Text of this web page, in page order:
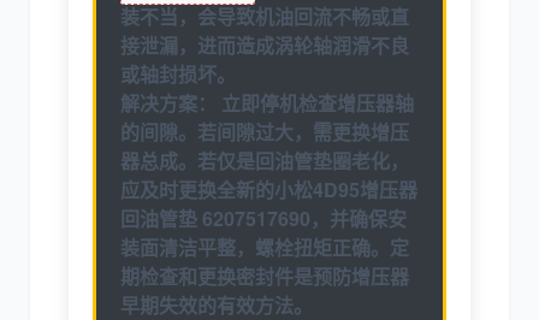
装不当，会导致机油回流不畅或直
接泄漏，进而造成涡轮轴润滑不良
或轴封损坏。
解决方案：
立即停机检查增压器轴
的间隙。若间隙过大，需更换增压
器总成。若仅是回油管垫圈老化，
应及时更换全新的小松4D95增压器
回油管垫 6207517690，并确保安
装面清洁平整，螺栓扭矩正确。定
期检查和更换密封件是预防增压器
早期失效的有效方法。